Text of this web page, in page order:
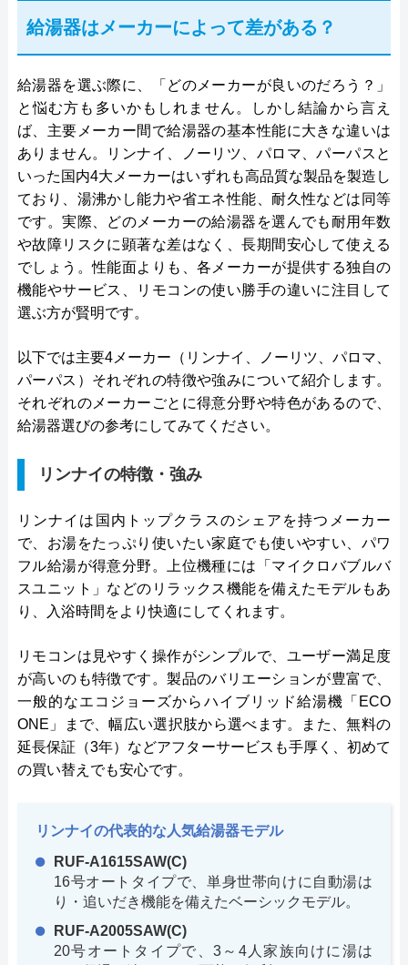
給湯器はメーカーによって差がある？
給湯器を選ぶ際に、「どのメーカーが良いのだろう？」
と悩む方も多いかもしれません。しかし結論から言え
ば、主要メーカー間で給湯器の基本性能に大きな違いは
ありません。リンナイ、ノーリツ、パロマ、パーパスと
いった国内4大メーカーはいずれも高品質な製品を製造し
ており、湯沸かし能力や省エネ性能、耐久性などは同等
です。実際、どのメーカーの給湯器を選んでも耐用年数
や故障リスクに顕著な差はなく、長期間安心して使える
でしょう。性能面よりも、各メーカーが提供する独自の
機能やサービス、リモコンの使い勝手の違いに注目して
選ぶ方が賢明です。
以下では主要4メーカー（リンナイ、ノーリツ、パロマ、
パーパス）それぞれの特徴や強みについて紹介します。
それぞれのメーカーごとに得意分野や特色があるので、
給湯器選びの参考にしてみてください。
リンナイの特徴・強み
リンナイは国内トップクラスのシェアを持つメーカー
で、お湯をたっぷり使いたい家庭でも使いやすい、パワ
フル給湯が得意分野。上位機種には「マイクロバブルバ
スユニット」などのリラックス機能を備えたモデルもあ
り、入浴時間をより快適にしてくれます。
リモコンは見やすく操作がシンプルで、ユーザー満足度
が高いのも特徴です。製品のバリエーションが豊富で、
一般的なエコジョーズからハイブリッド給湯機「ECO
ONE」まで、幅広い選択肢から選べます。また、無料の
延長保証（3年）などアフターサービスも手厚く、初めて
の買い替えでも安心です。
リンナイの代表的な人気給湯器モデル
RUF-A1615SAW(C)
16号オートタイプで、単身世帯向けに自動湯は
り・追いだき機能を備えたベーシックモデル。
RUF-A2005SAW(C)
20号オートタイプで、3～4人家族向けに湯は